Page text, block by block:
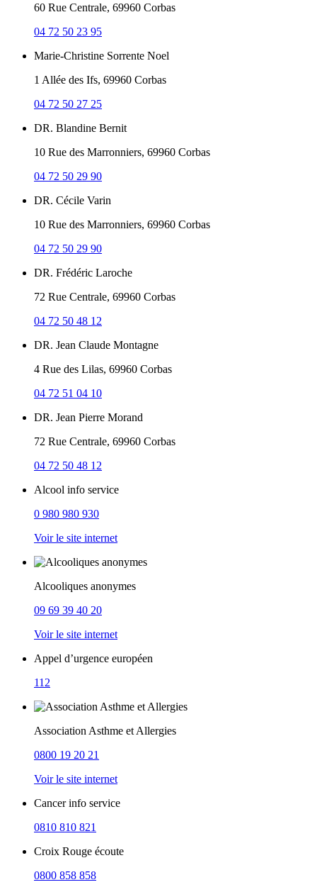
60 Rue Centrale, 69960 Corbas
04 72 50 23 95
Marie-Christine Sorrente Noel
1 Allée des Ifs, 69960 Corbas
04 72 50 27 25
DR. Blandine Bernit
10 Rue des Marronniers, 69960 Corbas
04 72 50 29 90
DR. Cécile Varin
10 Rue des Marronniers, 69960 Corbas
04 72 50 29 90
DR. Frédéric Laroche
72 Rue Centrale, 69960 Corbas
04 72 50 48 12
DR. Jean Claude Montagne
4 Rue des Lilas, 69960 Corbas
04 72 51 04 10
DR. Jean Pierre Morand
72 Rue Centrale, 69960 Corbas
04 72 50 48 12
Alcool info service
0 980 980 930
Voir le site internet
Alcooliques anonymes
09 69 39 40 20
Voir le site internet
Appel d’urgence européen
112
Association Asthme et Allergies
0800 19 20 21
Voir le site internet
Cancer info service
0810 810 821
Croix Rouge écoute
0800 858 858